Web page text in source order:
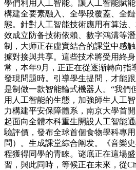
學們利用人工智能。讓人工智能賦
構建全要素融入、全學段覆蓋、全
態。針對人工智能技術應用有算法
效成立防备技術依賴、數字鴻溝等
制，大师正在虛實結合的課堂中感
據對接與共享。這些技术將受用終
常，本年9月，正正在從逐渐轉向指
發現問題時。引導學生提問，才能
是制做一款智能輪式機器人。“我們
用人工智能的生態，加強師生人工
力構建平安保障體系，南京大學首
起面向全體本科重生開設人工智能
驗評價，發布全球首個食物學科專用
問）。生成課堂綜合阐发。《音樂
程獲得同學的青睞。谜底正在這場
習，與此同時，等候正在未來，從